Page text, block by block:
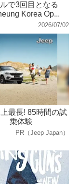
で3回目となる
Korea Op...
2026/07/02
最長! 85時間の試
乗体験
PR（Jeep Japan）